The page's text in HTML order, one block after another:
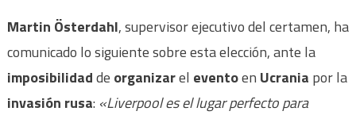
Martin Österdahl, supervisor ejecutivo del certamen, ha
comunicado lo siguiente sobre esta elección, ante la
imposibilidadde organizarel eventoen Ucrania por la
invasión rusa: «Liverpool es el lugar perfecto para